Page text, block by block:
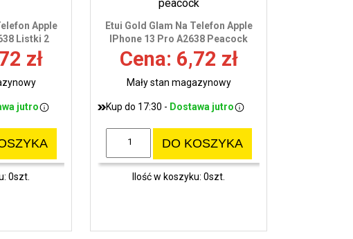
Apple
Listki 2
zł
jutro
0szt.
Etui Gold Glam Na Telefon Apple
IPhone 13 Pro A2638 Peacock
Cena: 6,72 zł
Mały stan magazynowy
Kup do 17:30 - Dostawa jutro
DO KOSZYKA
Ilość w koszyku: 0szt.